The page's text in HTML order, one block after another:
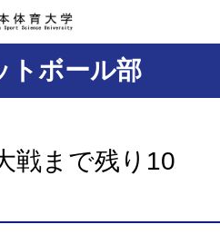
トボール部
戦まで残り10